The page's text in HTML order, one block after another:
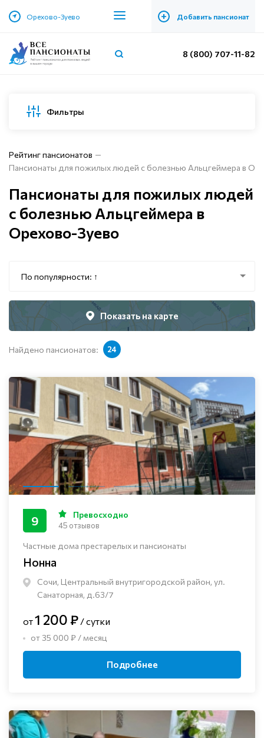
Орехово-Зуево + Добавить пансионат
8 (800) 707-11-82
Фильтры
Рейтинг пансионатов
Пансионаты для пожилых людей с болезнью Альцгеймера в
Пансионаты для пожилых людей
с болезнью Альцгеймера в
Орехово-Зуево
По популярности: ↑
Показать на карте
Найдено пансионатов: 24
Частные дома престарелых и пансионаты
Нонна
Сочи, Центральный внутригородской район, ул.
Санаторная, д.63/7
9 Превосходно
45 отзывов
от1 200 ₽ / сутки
от 35 000 ₽ / месяц
Подробнее